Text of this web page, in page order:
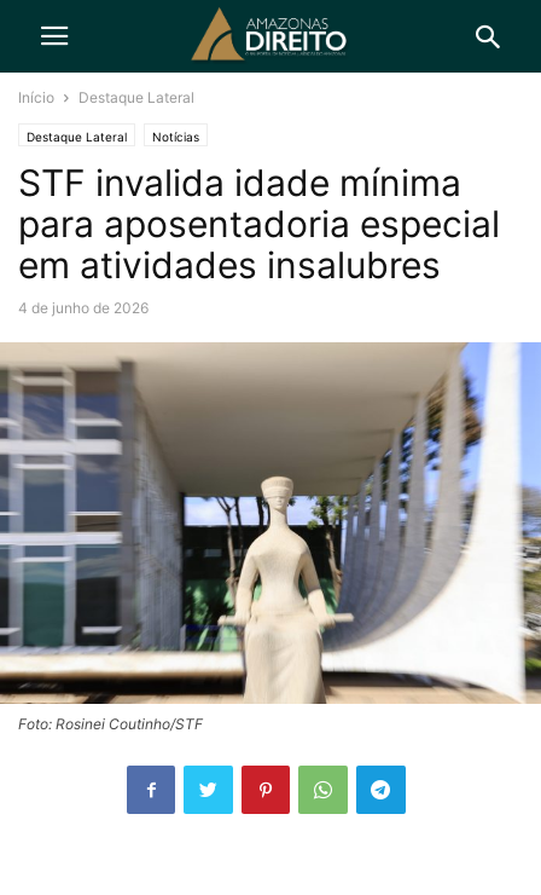
Início Destaque Lateral
Destaque Lateral Notícias
STF invalida idade mínima
para aposentadoria especial
em atividades insalubres
4 de junho de 2026
Foto: Rosinei Coutinho/STF